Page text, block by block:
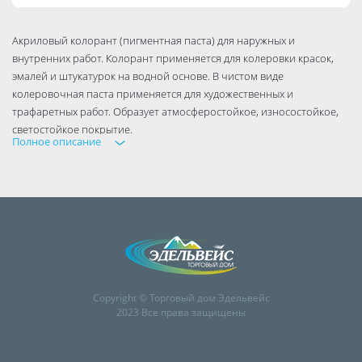
Акриловый колорант (пигментная паста) для наружных и
внутренних работ. Колорант применяется для колеровки красок,
эмалей и штукатурок на водной основе. В чистом виде
колеровочная паста применяется для художественных и
трафаретных работ. Образует атмосферостойкое, износостойкое,
светостойкое покрытие.
НАЗНАЧЕНИЕ И СВОЙСТВА
эмалей и штукатурок. В чистом виде применяется для
Исключительно высокая укрывистость
Исключительно высокая светостойкость
Очень высокая атмосферостойкость
Полное описание
Copyright © Торговый дом Эдельвейс
2023 Все права защищены